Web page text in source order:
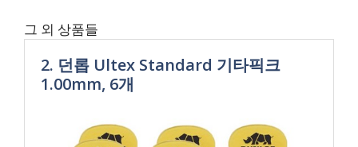
그 외 상품들
2. 던롭 Ultex Standard 기타픽크
1.00mm, 6개